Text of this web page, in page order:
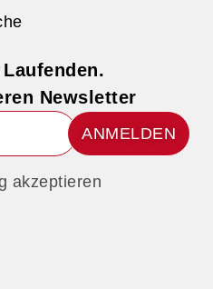
Newsletter
ANMELDEN
akzeptieren